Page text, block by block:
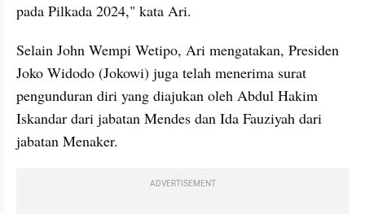
pada Pilkada 2024," kata Ari.
Selain John Wempi Wetipo, Ari mengatakan, Presiden
Joko Widodo (Jokowi) juga telah menerima surat
pengunduran diri yang diajukan oleh Abdul Hakim
Iskandar dari jabatan Mendes dan Ida Fauziyah dari
jabatan Menaker.
ADVERTISEMENT